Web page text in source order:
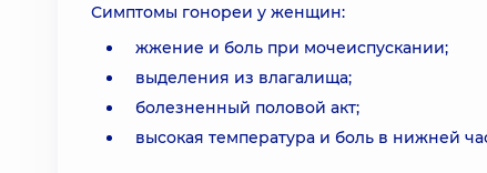
Симптомы гонореи у женщин:
жжение и боль при мочеиспускании;
выделения из влагалища;
болезненный половой акт;
высокая температура и боль в нижней